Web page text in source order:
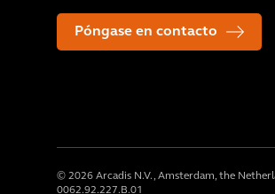
Póngase en contacto
© 2026 Arcadis N.V., Amsterdam, the
0062.92.227.B.01